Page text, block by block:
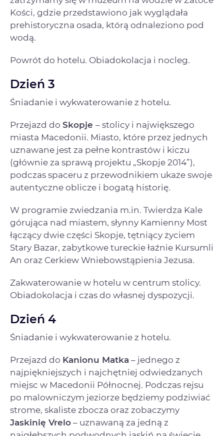
Kości, gdzie przedstawiono jak wyglądała
prehistoryczna osada, którą odnaleziono pod
wodą.
Powrót do hotelu. Obiadokolacja i nocleg.
Dzień 3
Śniadanie i wykwaterowanie z hotelu.
Przejazd do Skopje – stolicy i największego
miasta Macedonii. Miasto, które przez jednych
uznawane jest za pełne kontrastów i kiczu
(głównie za sprawą projektu „Skopje 2014”),
podczas spaceru z przewodnikiem ukaże swoje
autentyczne oblicze i bogatą historię.
W programie zwiedzania m.in. Twierdza Kale
górująca nad miastem, słynny Kamienny Most
łączący dwie części Skopje, tętniący życiem
Stary Bazar, zabytkowe tureckie łaźnie Kursumli
An oraz Cerkiew Wniebowstąpienia Jezusa.
Zakwaterowanie w hotelu w centrum stolicy.
Obiadokolacja i czas do własnej dyspozycji.
Dzień 4
Śniadanie i wykwaterowanie z hotelu.
Przejazd do Kanionu Matka – jednego z
najpiękniejszych i najchętniej odwiedzanych
miejsc w Macedonii Północnej. Podczas rejsu
po malowniczym jeziorze będziemy podziwiać
strome, skaliste zbocza oraz zobaczymy
Jaskinię Vrelo – uznawaną za jedną z